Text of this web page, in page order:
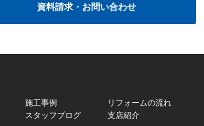
資料請求・お問い合わせ
施工事例
リフォームの流れ
スタッフブログ 支店紹介